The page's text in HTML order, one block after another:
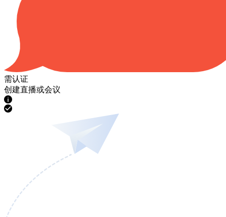
需认证
创建直播或会议